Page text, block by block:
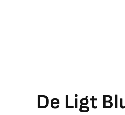
De Ligt